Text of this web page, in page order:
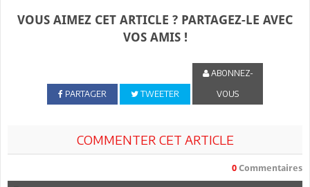
VOUS AIMEZ CET ARTICLE ? PARTAGEZ-LE AVEC
VOS AMIS !
PARTAGER TWEETER
ABONNEZ-
VOUS
COMMENTER CET ARTICLE
0 Commentaires